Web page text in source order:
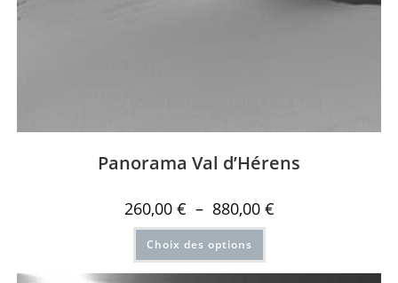
Panorama Val d’Hérens
260,00 € – 880,00 €
Choix des options